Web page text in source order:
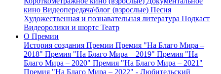
кино Видеопередача\блог (взрослые) Песня
Художественная и познавательная литература Подкаст
Видеоролики и шортс Театр
О Премии
История создания Премии Премия "На Благо Мира –
2018" Премия "На Благо Мира – 2019" Премия "На
Благо Мира – 2020" Премия "На Благо Мира – 2021"
Премия "На Благо Мира – 2022" - Любительский